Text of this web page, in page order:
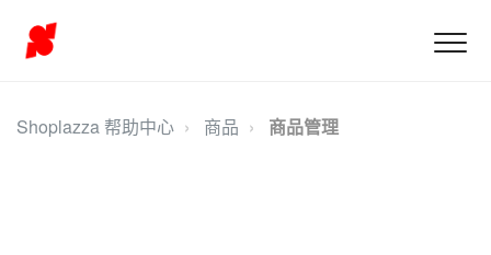
Shoplazza 帮助中心 商品 商品管理